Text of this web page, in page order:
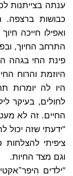
ענתה בצייתנות
כבושות ברצפה.
ואפילו חייכה
התרחב החיוך,
פינת החי בגהה
היוזמת והרוח
היו לה יומרות
לחולים, בעיקר
החיים. זה לא
"ידעתי שזה יכול
ציפיתי
וגם מצד החיות.
"ילדים